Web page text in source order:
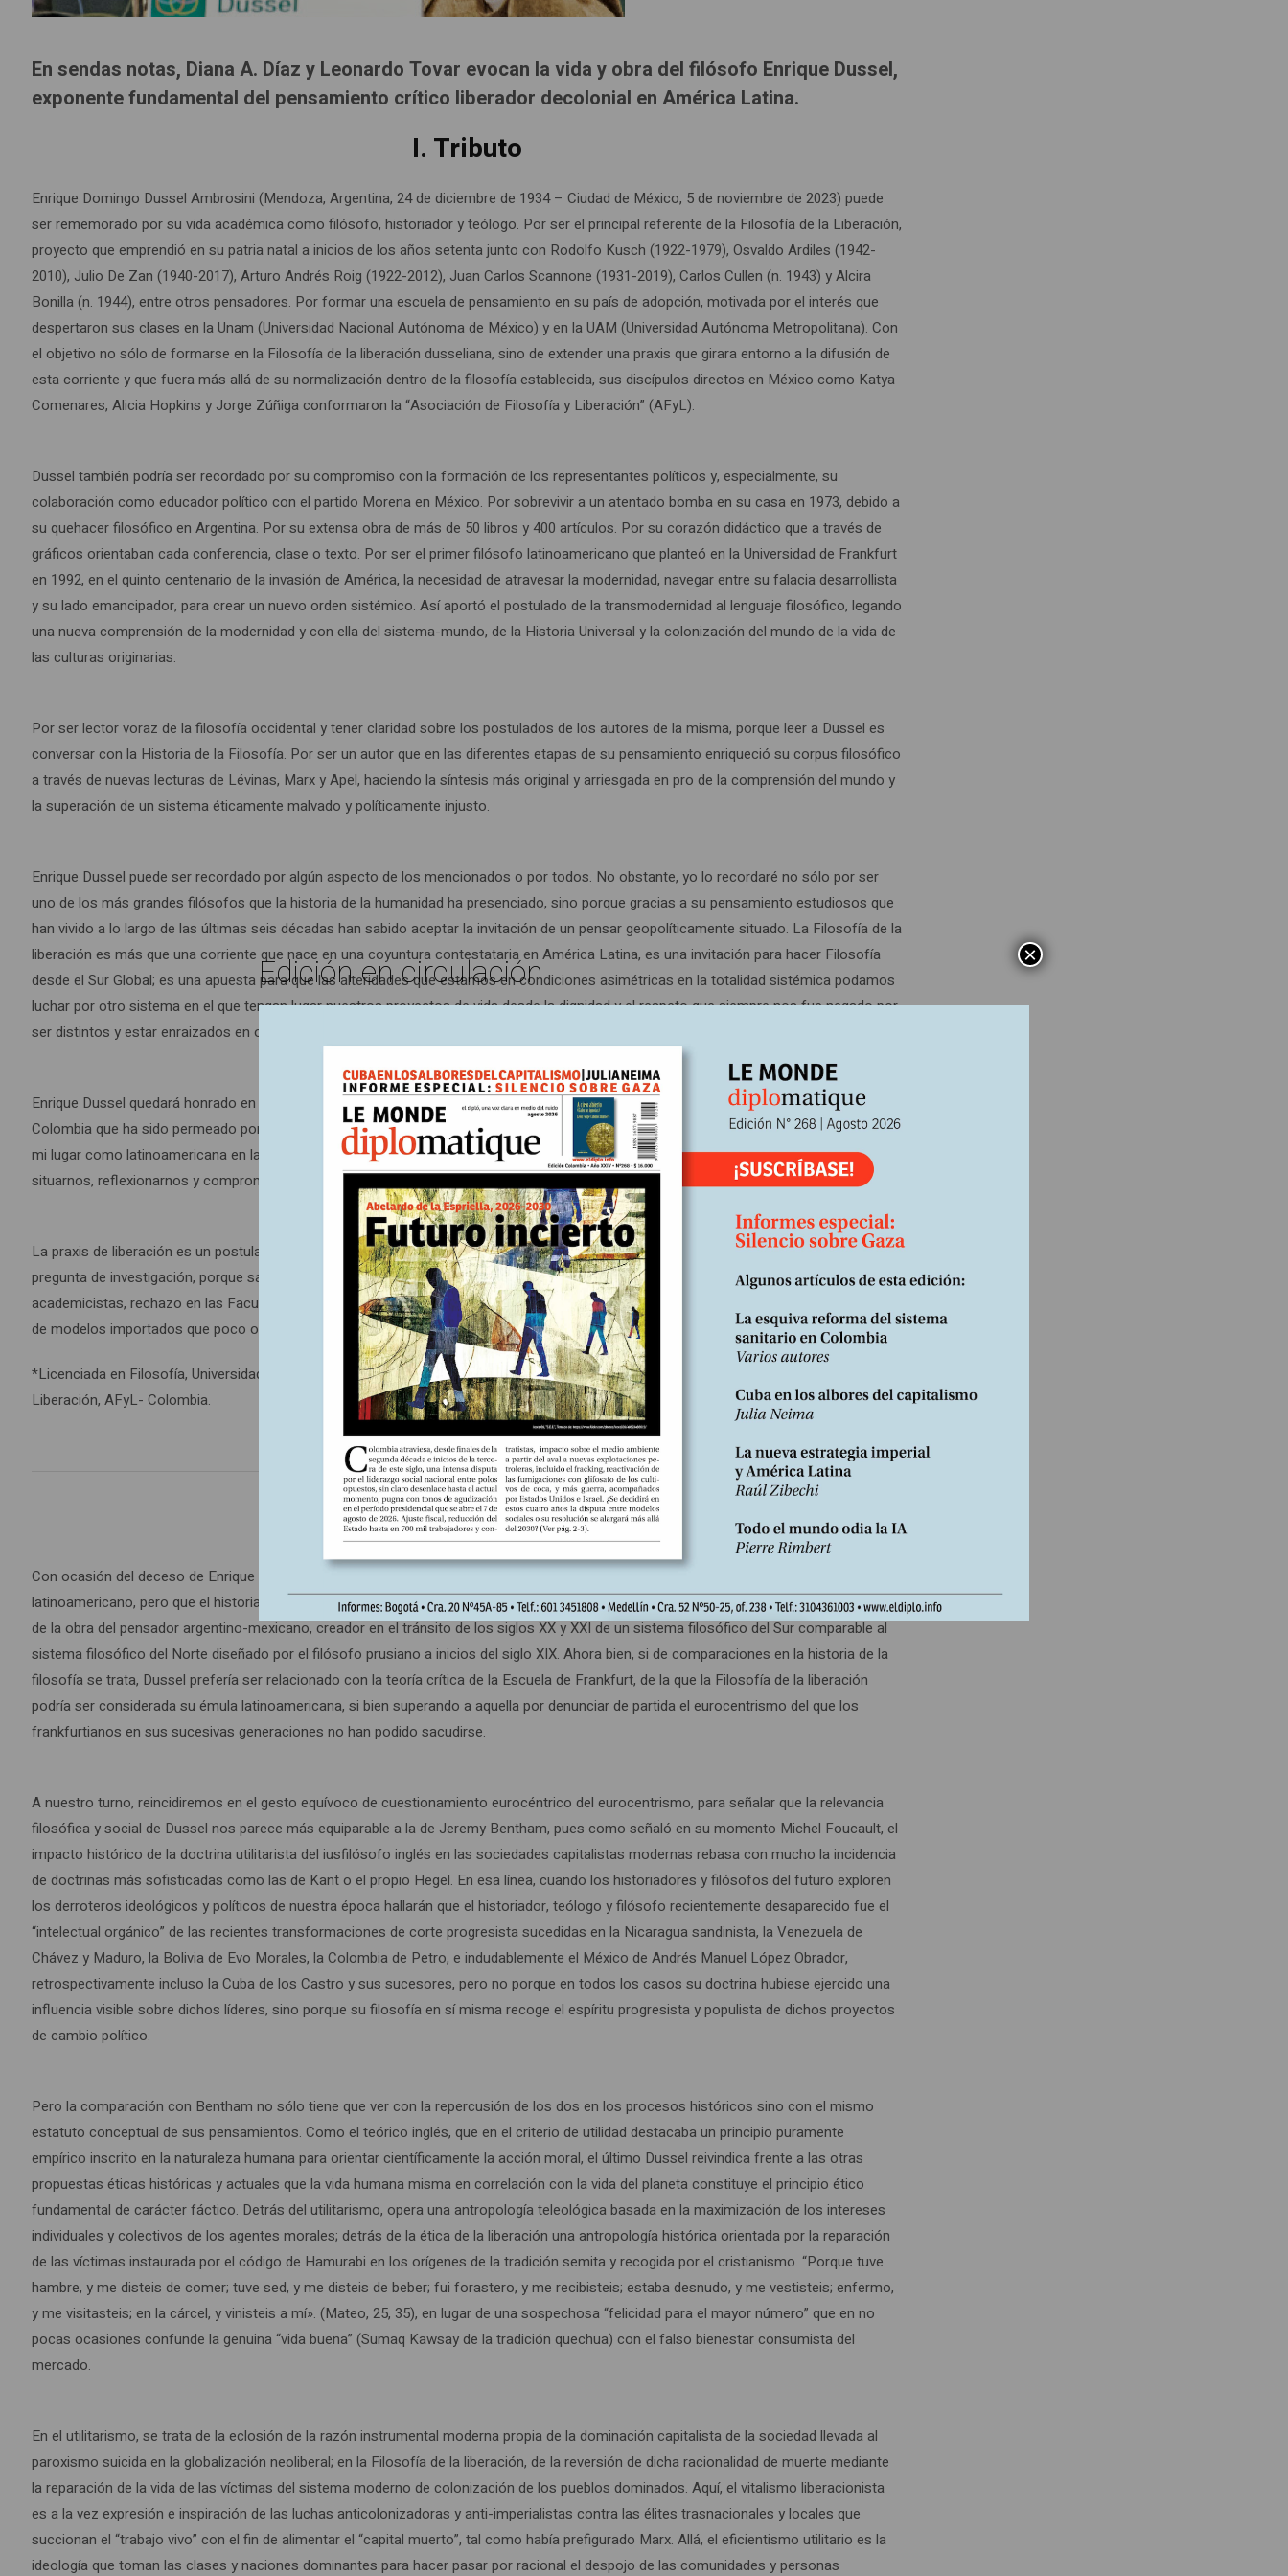
En sendas notas, Diana A. Díaz y Leonardo Tovar evocan la vida y obra del filósofo Enrique Dussel,
exponente fundamental del pensamiento crítico liberador decolonial en América Latina.
I. Tributo
Enrique Domingo Dussel Ambrosini (Mendoza, Argentina, 24 de diciembre de 1934 – Ciudad de México, 5 de noviembre de 2023) puede
ser rememorado por su vida académica como filósofo, historiador y teólogo. Por ser el principal referente de la Filosofía de la Liberación,
proyecto que emprendió en su patria natal a inicios de los años setenta junto con Rodolfo Kusch (1922-1979), Osvaldo Ardiles (1942-
2010), Julio De Zan (1940-2017), Arturo Andrés Roig (1922-2012), Juan Carlos Scannone (1931-2019), Carlos Cullen (n. 1943) y Alcira
Bonilla (n. 1944), entre otros pensadores. Por formar una escuela de pensamiento en su país de adopción, motivada por el interés que
despertaron sus clases en la Unam (Universidad Nacional Autónoma de México) y en la UAM (Universidad Autónoma Metropolitana). Con
el objetivo no sólo de formarse en la Filosofía de la liberación dusseliana, sino de extender una praxis que girara entorno a la difusión de
esta corriente y que fuera más allá de su normalización dentro de la filosofía establecida, sus discípulos directos en México como Katya
Comenares, Alicia Hopkins y Jorge Zúñiga conformaron la “Asociación de Filosofía y Liberación” (AFyL).
Dussel también podría ser recordado por su compromiso con la formación de los representantes políticos y, especialmente, su
colaboración como educador político con el partido Morena en México. Por sobrevivir a un atentado bomba en su casa en 1973, debido a
su quehacer filosófico en Argentina. Por su extensa obra de más de 50 libros y 400 artículos. Por su corazón didáctico que a través de
gráficos orientaban cada conferencia, clase o texto. Por ser el primer filósofo latinoamericano que planteó en la Universidad de Frankfurt
en 1992, en el quinto centenario de la invasión de América, la necesidad de atravesar la modernidad, navegar entre su falacia desarrollista
y su lado emancipador, para crear un nuevo orden sistémico. Así aportó el postulado de la transmodernidad al lenguaje filosófico, legando
una nueva comprensión de la modernidad y con ella del sistema-mundo, de la Historia Universal y la colonización del mundo de la vida de
las culturas originarias.
Por ser lector voraz de la filosofía occidental y tener claridad sobre los postulados de los autores de la misma, porque leer a Dussel es
conversar con la Historia de la Filosofía. Por ser un autor que en las diferentes etapas de su pensamiento enriqueció su corpus filosófico
a través de nuevas lecturas de Lévinas, Marx y Apel, haciendo la síntesis más original y arriesgada en pro de la comprensión del mundo y
la superación de un sistema éticamente malvado y políticamente injusto.
Enrique Dussel puede ser recordado por algún aspecto de los mencionados o por todos. No obstante, yo lo recordaré no sólo por ser
uno de los más grandes filósofos que la historia de la humanidad ha presenciado, sino porque gracias a su pensamiento estudiosos que
han vivido a lo largo de las últimas seis décadas han sabido aceptar la invitación de un pensar geopolíticamente situado. La Filosofía de la
liberación es más que una corriente que nace en una coyuntura contestataria en América Latina, es una invitación para hacer Filosofía
desde el Sur Global; es una apuesta para que las alteridades que estamos en condiciones asimétricas en la totalidad sistémica podamos
luchar por otro sistema en el que tengan lugar nuestros proyectos de vida desde la dignidad y el respeto que siempre nos fue negado por
ser distintos y estar enraizados en otros territorios.
Enrique Dussel quedará honrado en mi memoria por brindarme un suelo teórico desde el cual puedo pensar la realidad de un país como
Colombia que ha sido permeado por la guerra, la desigualdad social y la fetichización del poder. Pero también por hacerme comprender
mi lugar como latinoamericana en la “Historia Universal” y desde allí combatir el colonialismo intelectual que nos impide congregarnos,
situarnos, reflexionarnos y comprometernos con el mundo real, el mundo sensible de las corporalidades vivientes subsumidas y negadas.
La praxis de liberación es un postulado que orienta las acciones de quienes hacemos los ejercicios de fundamentación de cualquier
pregunta de investigación, porque saberse en esta corriente es asumir un legado que ha costado exilios, señalamientos políticos o
academicistas, rechazo en las Facultades por aquellos que han optado por el camino del tecnicismo, la repetición de ideas y la aplicación
de modelos importados que poco o nada entienden nuestro estar siendo.
*Licenciada en Filosofía, Universidad Pedagógica Nacional- Magister en Filosofía Latinoamericana, USTA. Asociación de Filosofía y
Liberación, AFyL- Colombia.
II. Semblanza
Con ocasión del deceso de Enrique Dussel, relata Ramón Grosfoguel que a aquel no lo convencía que lo presentara como el Hegel
latinoamericano, pero que el historiador puertorriqueño procedía así para destacar ante audiencias eurocéntricas la importancia filosófica
de la obra del pensador argentino-mexicano, creador en el tránsito de los siglos XX y XXI de un sistema filosófico del Sur comparable al
sistema filosófico del Norte diseñado por el filósofo prusiano a inicios del siglo XIX. Ahora bien, si de comparaciones en la historia de la
filosofía se trata, Dussel prefería ser relacionado con la teoría crítica de la Escuela de Frankfurt, de la que la Filosofía de la liberación
podría ser considerada su émula latinoamericana, si bien superando a aquella por denunciar de partida el eurocentrismo del que los
frankfurtianos en sus sucesivas generaciones no han podido sacudirse.
A nuestro turno, reincidiremos en el gesto equívoco de cuestionamiento eurocéntrico del eurocentrismo, para señalar que la relevancia
filosófica y social de Dussel nos parece más equiparable a la de Jeremy Bentham, pues como señaló en su momento Michel Foucault, el
impacto histórico de la doctrina utilitarista del iusfilósofo inglés en las sociedades capitalistas modernas rebasa con mucho la incidencia
de doctrinas más sofisticadas como las de Kant o el propio Hegel. En esa línea, cuando los historiadores y filósofos del futuro exploren
los derroteros ideológicos y políticos de nuestra época hallarán que el historiador, teólogo y filósofo recientemente desaparecido fue el
“intelectual orgánico” de las recientes transformaciones de corte progresista sucedidas en la Nicaragua sandinista, la Venezuela de
Chávez y Maduro, la Bolivia de Evo Morales, la Colombia de Petro, e indudablemente el México de Andrés Manuel López Obrador,
retrospectivamente incluso la Cuba de los Castro y sus sucesores, pero no porque en todos los casos su doctrina hubiese ejercido una
influencia visible sobre dichos líderes, sino porque su filosofía en sí misma recoge el espíritu progresista y populista de dichos proyectos
de cambio político.
Pero la comparación con Bentham no sólo tiene que ver con la repercusión de los dos en los procesos históricos sino con el mismo
estatuto conceptual de sus pensamientos. Como el teórico inglés, que en el criterio de utilidad destacaba un principio puramente
empírico inscrito en la naturaleza humana para orientar científicamente la acción moral, el último Dussel reivindica frente a las otras
propuestas éticas históricas y actuales que la vida humana misma en correlación con la vida del planeta constituye el principio ético
fundamental de carácter fáctico. Detrás del utilitarismo, opera una antropología teleológica basada en la maximización de los intereses
individuales y colectivos de los agentes morales; detrás de la ética de la liberación una antropología histórica orientada por la reparación
de las víctimas instaurada por el código de Hamurabi en los orígenes de la tradición semita y recogida por el cristianismo. “Porque tuve
hambre, y me disteis de comer; tuve sed, y me disteis de beber; fui forastero, y me recibisteis; estaba desnudo, y me vestisteis; enfermo,
y me visitasteis; en la cárcel, y vinisteis a mí». (Mateo, 25, 35), en lugar de una sospechosa “felicidad para el mayor número” que en no
pocas ocasiones confunde la genuina “vida buena” (Sumaq Kawsay de la tradición quechua) con el falso bienestar consumista del
mercado.
En el utilitarismo, se trata de la eclosión de la razón instrumental moderna propia de la dominación capitalista de la sociedad llevada al
paroxismo suicida en la globalización neoliberal; en la Filosofía de la liberación, de la reversión de dicha racionalidad de muerte mediante
la reparación de la vida de las víctimas del sistema moderno de colonización de los pueblos dominados. Aquí, el vitalismo liberacionista
es a la vez expresión e inspiración de las luchas anticolonizadoras y anti-imperialistas contra las élites trasnacionales y locales que
succionan el “trabajo vivo” con el fin de alimentar el “capital muerto”, tal como había prefigurado Marx. Allá, el eficientismo utilitario es la
ideología que toman las clases y naciones dominantes para hacer pasar por racional el despojo de las comunidades y personas
Edición en circulación ×